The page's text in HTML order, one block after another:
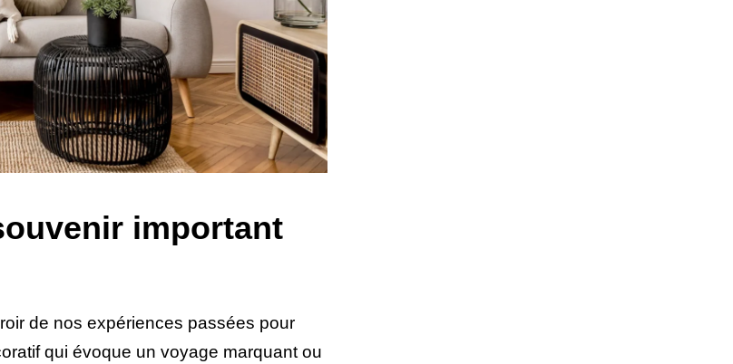
important
de nos expériences passées pour
qui évoque un voyage marquant ou